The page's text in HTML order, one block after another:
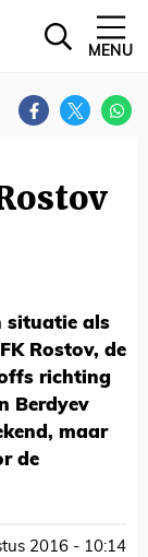
MENU
situatie als
Rostov, de
richting
Berdyev
maar
de
2016 - 10:14